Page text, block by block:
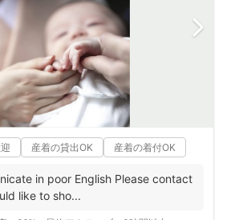
産着の貸出OK 産着の着付OK
in poor English Please contact
like to sho...